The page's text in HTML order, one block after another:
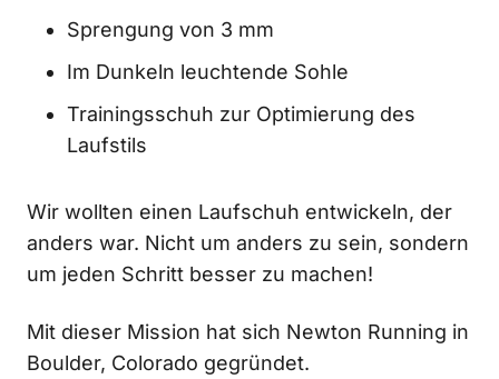
Sprengung von 3 mm
Im Dunkeln leuchtende Sohle
Trainingsschuh zur Optimierung des
Laufstils
Wir wollten einen Laufschuh entwickeln, der
anders war. Nicht um anders zu sein, sondern
um jeden Schritt besser zu machen!
Mit dieser Mission hat sich Newton Running in
Boulder, Colorado gegründet.